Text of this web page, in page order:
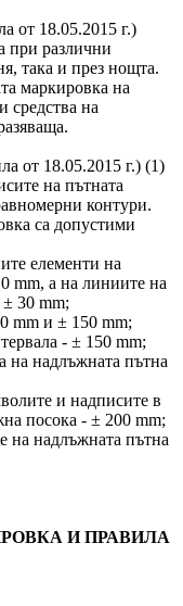
от 18.05.2015 г.)
при различни
така и през нощта.
маркировка на
средства на
от 18.05.2015 г.) (1)
на пътната
контури.
са допустими
елементи на
mm, а на линиите на
30 mm;
mm и ± 150 mm;
- ± 150 mm;
на надлъжната пътна
и надписите в
посока - ± 200 mm;
на надлъжната пътна
И ПРАВИЛА